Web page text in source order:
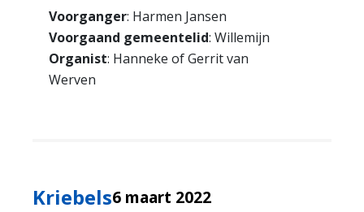
Voorganger: Harmen Jansen
Voorgaand gemeentelid: Willemijn
Organist: Hanneke of Gerrit van
Werven
Kriebels6 maart 2022